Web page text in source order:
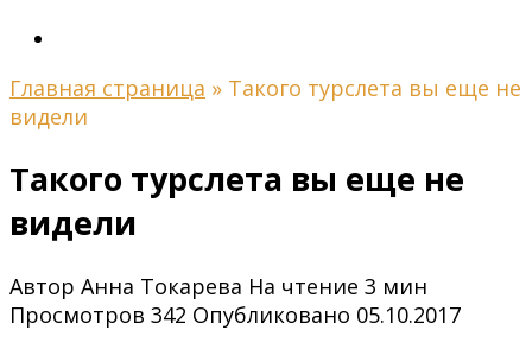
Главная страница » Такого турслета вы еще не
видели
Такого турслета вы еще не
видели
Автор Анна Токарева На чтение 3 мин
Просмотров 342 Опубликовано 05.10.2017